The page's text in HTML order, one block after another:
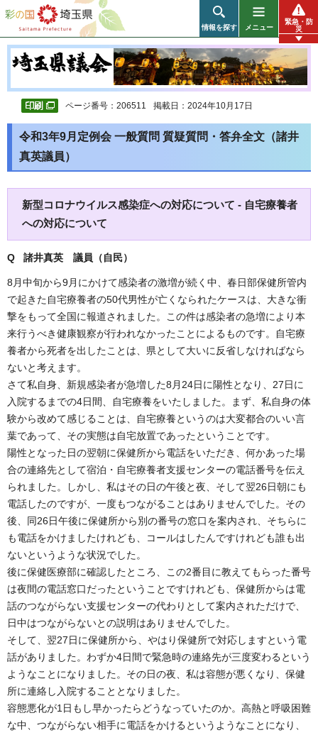
彩の国 埼玉県
情報を探す メニュー
緊急・防
災
ページ番号：206511 掲載日：2024年10月17日
令和3年9月定例会 一般質問 質疑質問・答弁全文（諸井
真英議員）
新型コロナウイルス感染症への対応について - 自宅療養者
への対応について
Q 諸井真英 議員（自民）
8月中旬から9月にかけて感染者の激増が続く中、春日部保健所管内
で起きた自宅療養者の50代男性が亡くなられたケースは、大きな衝
撃をもって全国に報道されました。この件は感染者の急増により本
来行うべき健康観察が行われなかったことによるものです。自宅療
養者から死者を出したことは、県として大いに反省しなければなら
ないと考えます。
さて私自身、新規感染者が急増した8月24日に陽性となり、27日に
入院するまでの4日間、自宅療養をいたしました。まず、私自身の体
験から改めて感じることは、自宅療養というのは大変都合のいい言
葉であって、その実態は自宅放置であったということです。
陽性となった日の翌朝に保健所から電話をいただき、何かあった場
合の連絡先として宿泊・自宅療養者支援センターの電話番号を伝え
られました。しかし、私はその日の午後と夜、そして翌26日朝にも
電話したのですが、一度もつながることはありませんでした。その
後、同26日午後に保健所から別の番号の窓口を案内され、そちらに
も電話をかけましたけれども、コールはしたんですけれども誰も出
ないというような状況でした。
後に保健医療部に確認したところ、この2番目に教えてもらった番号
は夜間の電話窓口だったということですけれども、保健所からは電
話のつながらない支援センターの代わりとして案内されただけで、
日中はつながらないとの説明はありませんでした。
そして、翌27日に保健所から、やはり保健所で対応しますという電
話がありました。わずか4日間で緊急時の連絡先が三度変わるという
ようなことになりました。その日の夜、私は容態が悪くなり、保健
所に連絡し入院することとなりました。
容態悪化が1日もし早かったらどうなっていたのか。高熱と呼吸困難
な中、つながらない相手に電話をかけるというようなことになり、